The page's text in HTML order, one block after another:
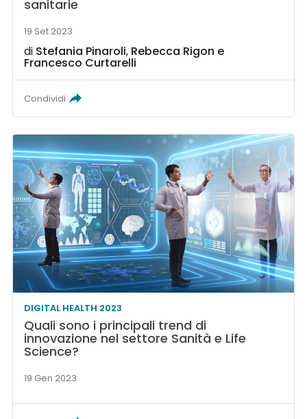
sanitarie
19 Set 2023
di Stefania Pinaroli, Rebecca Rigon e
Francesco Curtarelli
Condividi
DIGITAL HEALTH 2023
Quali sono i principali trend di
innovazione nel settore Sanità e Life
Science?
19 Gen 2023